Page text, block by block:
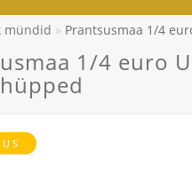
mündid Prantsusmaa 1/4
1/4 euro